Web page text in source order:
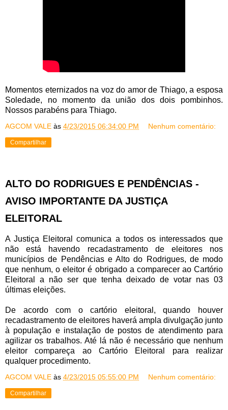
Momentos eternizados na voz do amor de Thiago, a esposa
Soledade, no momento da união dos dois pombinhos.
Nossos parabéns para Thiago.
AGCOM VALE às 4/23/2015 06:34:00 PM Nenhum comentário:
Compartilhar
ALTO DO RODRIGUES E PENDÊNCIAS -
AVISO IMPORTANTE DA JUSTIÇA
ELEITORAL
A Justiça Eleitoral comunica a todos os interessados que
não está havendo recadastramento de eleitores nos
municípios de Pendências e Alto do Rodrigues, de modo
que nenhum, o eleitor é obrigado a comparecer ao Cartório
Eleitoral a não ser que tenha deixado de votar nas 03
últimas eleições.
De acordo com o cartório eleitoral, quando houver
recadastramento de eleitores haverá ampla divulgação junto
à população e instalação de postos de atendimento para
agilizar os trabalhos. Até lá não é necessário que nenhum
eleitor compareça ao Cartório Eleitoral para realizar
qualquer procedimento.
AGCOM VALE às 4/23/2015 05:55:00 PM Nenhum comentário:
Compartilhar